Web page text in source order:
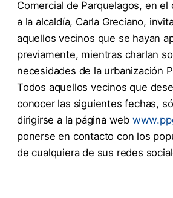
Comercial de Parquelagos, en el
a la alcaldía, Carla Greciano,
aquellos vecinos que se hayan
previamente, mientras charlan
necesidades de la urbanización
Todos aquellos vecinos que
conocer las siguientes fechas,
dirigirse a la página web
ponerse en contacto con los
de cualquiera de sus redes